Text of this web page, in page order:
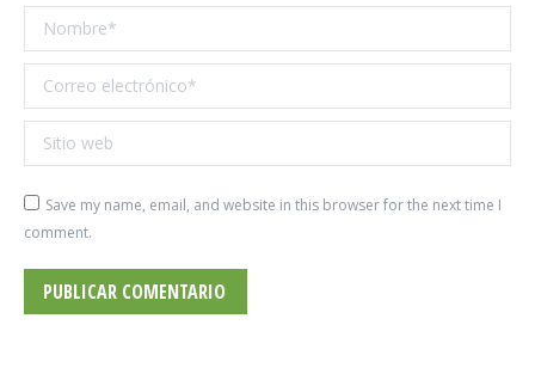
Nombre *
Correo electrónico *
Sitio web
Save my name, email, and website in this browser for the next time I
comment.
PUBLICAR COMENTARIO